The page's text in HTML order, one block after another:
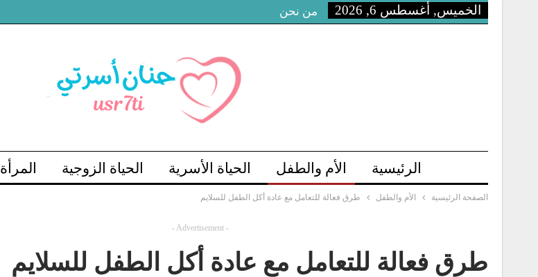
الخميس, أغسطس 6, 2026 من نحن
الرئيسية الأم والطفل الحياة الأسرية الحياة الزوجية المرأة
الصفحة الرئيسية الأم والطفل طرق فعالة للتعامل مع عادة أكل الطفل للسلايم
- Advertisement -
طرق فعالة للتعامل مع عادة أكل الطفل للسلايم